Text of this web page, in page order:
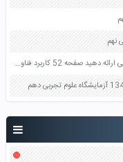
چگونه می توانید محصول یا خدمتی را به صورت دیجیتالی ارائه دهید صفحه 52 کاربرد فناوری های نوین یازدهم